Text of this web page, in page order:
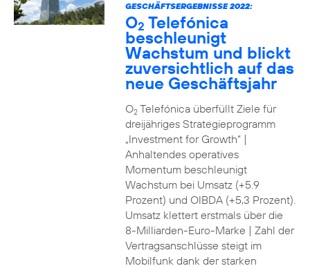
GESCHÄFTSERGEBNISSE 2022:
O2 Telefónica
beschleunigt
Wachstum und blickt
zuversichtlich auf das
neue Geschäftsjahr
O2Telefónica überfüllt Ziele für
dreijähriges Strategieprogramm
„Investment for Growth“ |
Anhaltendes operatives
Momentum beschleunigt
Wachstum bei Umsatz (+5.9
Prozent) und OIBDA (+5,3 Prozent).
Umsatz klettert erstmals über die
8-Milliarden-Euro-Marke | Zahl der
Vertragsanschlüsse steigt im
Mobilfunk dank der starken